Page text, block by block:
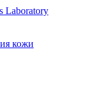
Laboratory
кожи